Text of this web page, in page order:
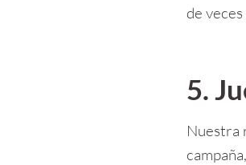
de
5.
Nuestra